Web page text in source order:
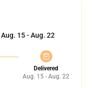
Aug. 15 - Aug. 22
Delivered
Aug. 15 - Aug. 22